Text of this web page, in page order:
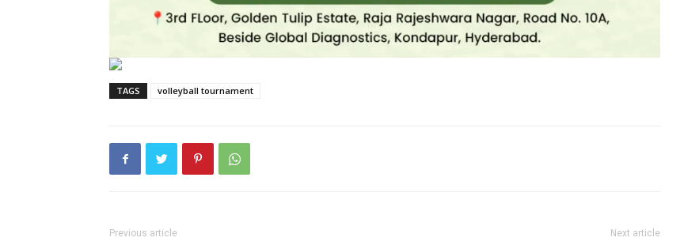
TAGS volleyball tournament
Previous article Next article